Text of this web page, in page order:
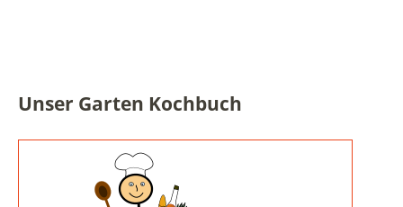
Unser Garten Kochbuch